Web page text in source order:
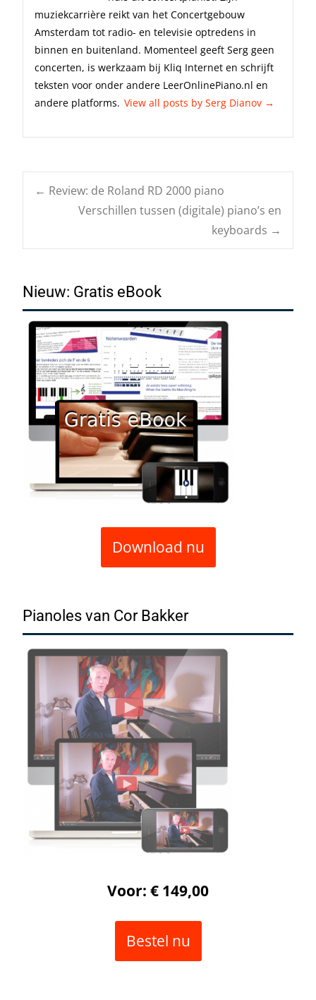
muziekcarrière reikt van het Concertgebouw
Amsterdam tot radio- en televisie optredens in
binnen en buitenland. Momenteel geeft Serg geen
concerten, is werkzaam bij Kliq Internet en schrijft
teksten voor onder andere LeerOnlinePiano.nl en
andere platforms. View all posts by Serg Dianov →
Post
navigation
← Review: de Roland RD 2000 piano
Verschillen tussen (digitale) piano’s en
keyboards →
Nieuw: Gratis eBook
Download nu
Pianoles van Cor Bakker
Voor: € 149,00
Bestel nu